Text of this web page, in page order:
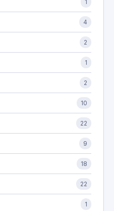
1
4
2
1
2
10
22
9
18
22
1